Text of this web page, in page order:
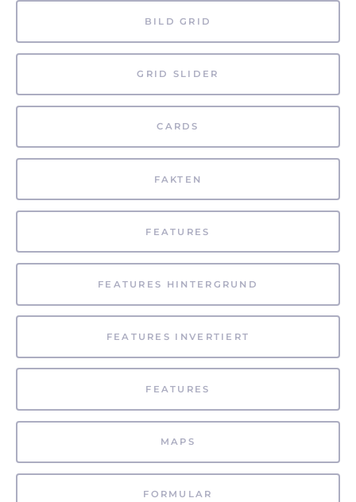
BILD GRID
GRID SLIDER
CARDS
FAKTEN
FEATURES
FEATURES HINTERGRUND
FEATURES INVERTIERT
FEATURES
MAPS
FORMULAR